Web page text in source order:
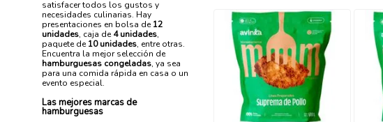
satisfacer todos los gustos y
necesidades culinarias. Hay
presentaciones en bolsa de12
unidades, caja de4 unidades,
paquete de10 unidades, entre otras.
Encuentra la mejor selección de
hamburguesas congeladas, ya sea
para una comida rápida en casa o un
evento especial.
Las mejores marcas de
hamburguesas